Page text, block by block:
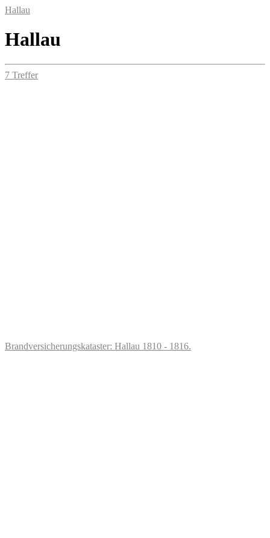
Hallau
Hallau
7 Treffer
Brandversicherungskataster: Hallau 1810 - 1816.